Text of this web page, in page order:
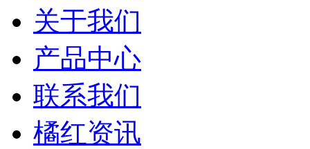
关于我们
产品中心
联系我们
橘红资讯